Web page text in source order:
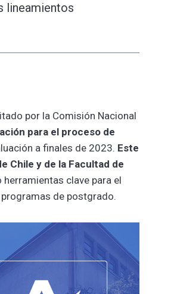
lineamientos
por la Comisión Nacional
para el proceso de
a finales de 2023. Este
Chile y de la Facultad de
clave para el
de postgrado.